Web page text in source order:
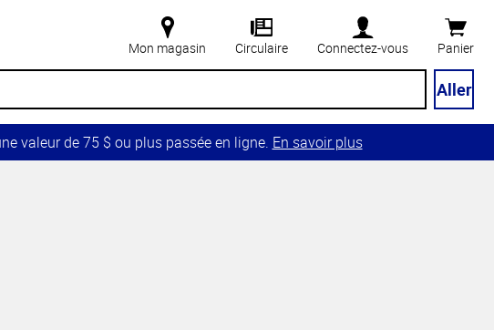
Mon magasin Circulaire Connectez-vous Panier
Aller
valeur de 75 $ ou plus passée en ligne. En savoir plus